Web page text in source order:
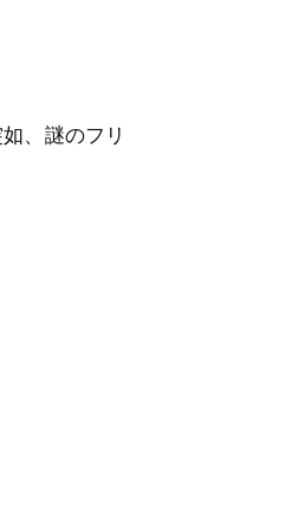
、謎のフリ